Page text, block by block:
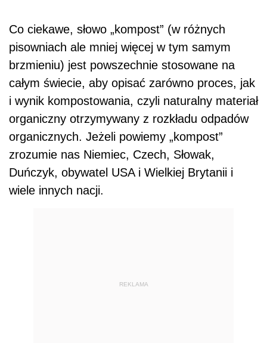
Co ciekawe, słowo „kompost” (w różnych
pisowniach ale mniej więcej w tym samym
brzmieniu) jest powszechnie stosowane na
całym świecie, aby opisać zarówno proces, jak
i wynik kompostowania, czyli naturalny materiał
organiczny otrzymywany z rozkładu odpadów
organicznych. Jeżeli powiemy „kompost”
zrozumie nas Niemiec, Czech, Słowak,
Duńczyk, obywatel USA i Wielkiej Brytanii i
wiele innych nacji.
REKLAMA